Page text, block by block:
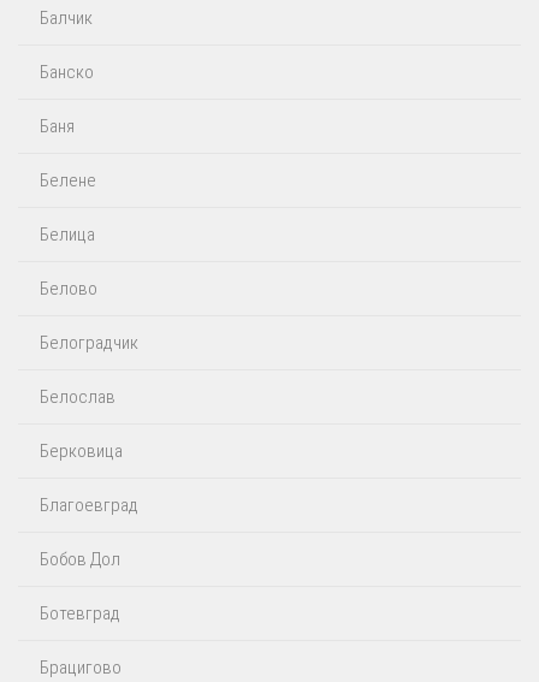
Балчик
Банско
Баня
Белене
Белица
Белово
Белоградчик
Белослав
Берковица
Благоевград
Бобов Дол
Ботевград
Брацигово